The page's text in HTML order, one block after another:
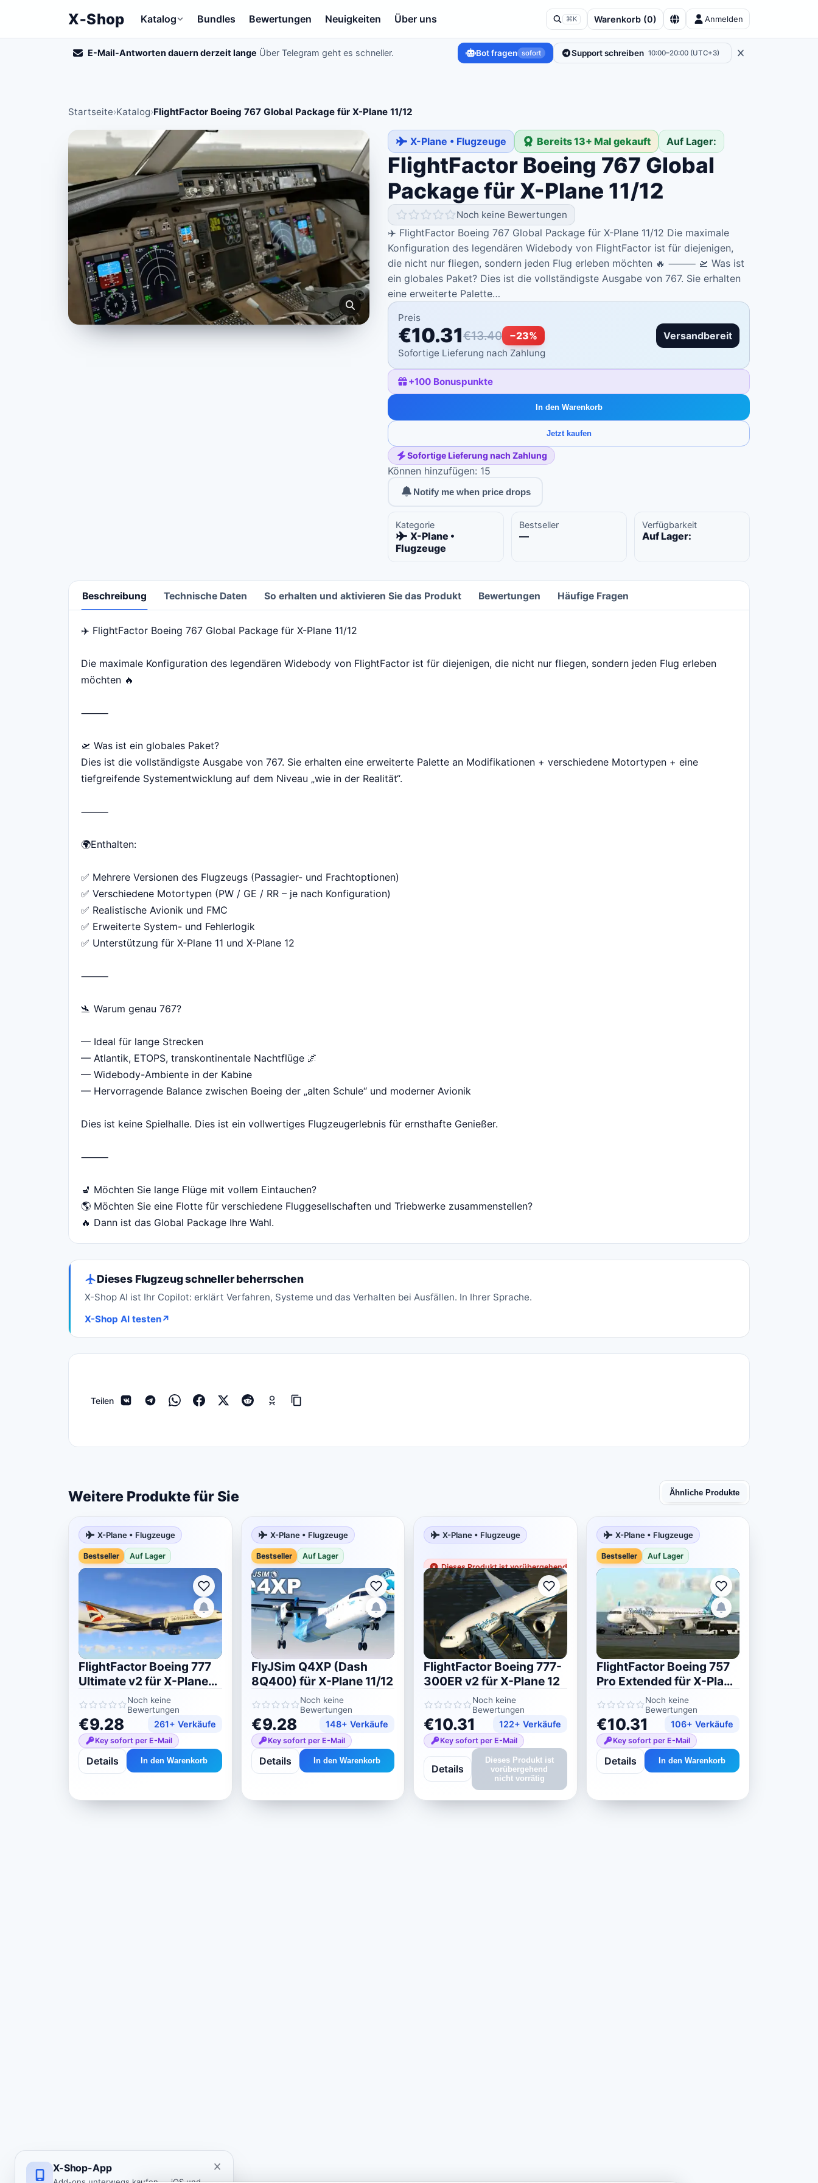
X‑Shop Katalog Bundles Bewertungen Neuigkeiten Über uns ⌘K Warenkorb (0) Anmelden
E-Mail-Antworten dauern derzeit lange Über Telegram geht es schneller. Bot fragen sofort Support schreiben 10:00–20:00 (UTC+3)
Startseite›Katalog›FlightFactor Boeing 767 Global Package für X-Plane 11/12
X-Plane • Flugzeuge Bereits 13+ Mal gekauft Auf Lager:
FlightFactor Boeing 767 Global
Package für X-Plane 11/12
Noch keine Bewertungen
✈️ FlightFactor Boeing 767 Global Package für X-Plane 11/12 Die maximale
Konfiguration des legendären Widebody von FlightFactor ist für diejenigen,
die nicht nur fliegen, sondern jeden Flug erleben möchten 🔥 ⸻ 🛫 Was ist
ein globales Paket? Dies ist die vollständigste Ausgabe von 767. Sie erhalten
eine erweiterte Palette…
Preis
€10.31€13.40 −23%
Sofortige Lieferung nach Zahlung
Versandbereit
+100 Bonuspunkte
In den Warenkorb
Jetzt kaufen
Sofortige Lieferung nach Zahlung
Können hinzufügen: 15
Notify me when price drops
Kategorie
X-Plane •
Flugzeuge
Bestseller
—
Verfügbarkeit
Auf Lager:
Beschreibung Technische Daten So erhalten und aktivieren Sie das Produkt Bewertungen Häufige Fragen
Beschreibung
✈️ FlightFactor Boeing 767 Global Package für X-Plane 11/12
Die maximale Konfiguration des legendären Widebody von FlightFactor ist für diejenigen, die nicht nur fliegen, sondern jeden Flug erleben
möchten 🔥
⸻
🛫 Was ist ein globales Paket?
Dies ist die vollständigste Ausgabe von 767. Sie erhalten eine erweiterte Palette an Modifikationen + verschiedene Motortypen + eine
tiefgreifende Systementwicklung auf dem Niveau „wie in der Realität“.
⸻
🌍Enthalten:
✅ Mehrere Versionen des Flugzeugs (Passagier- und Frachtoptionen)
✅ Verschiedene Motortypen (PW / GE / RR – je nach Konfiguration)
✅ Realistische Avionik und FMC
✅ Erweiterte System- und Fehlerlogik
✅ Unterstützung für X-Plane 11 und X-Plane 12
⸻
🛬 Warum genau 767?
— Ideal für lange Strecken
— Atlantik, ETOPS, transkontinentale Nachtflüge 🌌
— Widebody-Ambiente in der Kabine
— Hervorragende Balance zwischen Boeing der „alten Schule“ und moderner Avionik
Dies ist keine Spielhalle. Dies ist ein vollwertiges Flugzeugerlebnis für ernsthafte Genießer.
⸻
💺 Möchten Sie lange Flüge mit vollem Eintauchen?
🌎 Möchten Sie eine Flotte für verschiedene Fluggesellschaften und Triebwerke zusammenstellen?
🔥 Dann ist das Global Package Ihre Wahl.
Dieses Flugzeug schneller beherrschen
X-Shop AI ist Ihr Copilot: erklärt Verfahren, Systeme und das Verhalten bei Ausfällen. In Ihrer Sprache.
X-Shop AI testen↗
Teilen
Weitere Produkte für Sie Ähnliche Produkte
X-Plane • Flugzeuge
Bestseller Auf Lager
FlightFactor Boeing 777
Ultimate v2 für X-Plane
Noch keine
Bewertungen
€9.28 261+ Verkäufe
Key sofort per E-Mail
Details In den Warenkorb
X-Plane • Flugzeuge
Bestseller Auf Lager
FlyJSim Q4XP (Dash
8Q400) für X-Plane 11/12
Noch keine
Bewertungen
€9.28 148+ Verkäufe
Key sofort per E-Mail
Details In den Warenkorb
X-Plane • Flugzeuge
Bestseller
Dieses Produkt ist vorübergehend nicht vorrätig
FlightFactor Boeing 777-
300ER v2 für X-Plane 12
Noch keine
Bewertungen
€10.31 122+ Verkäufe
Key sofort per E-Mail
Details
Dieses Produkt ist
vorübergehend
nicht vorrätig
X-Plane • Flugzeuge
Bestseller Auf Lager
FlightFactor Boeing 757
Pro Extended für X-Plane
Noch keine
Bewertungen
€10.31 106+ Verkäufe
Key sofort per E-Mail
Details In den Warenkorb
X-Shop-App